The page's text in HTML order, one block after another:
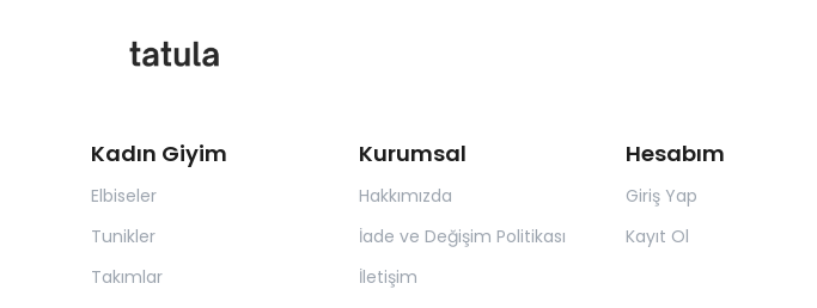
Kadın Giyim
Elbiseler
Tunikler
Takımlar
Kurumsal
Hakkımızda
İade ve Değişim Politikası
İletişim
Hesabım
Giriş Yap
Kayıt Ol